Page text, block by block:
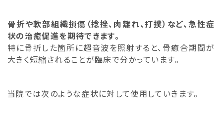
骨折や軟部組織損傷（捻挫、肉離れ、打撲）など、急性症
状の治癒促進を期待できます。
特に骨折した箇所に超音波を照射すると、骨癒合期間が
大きく短縮されることが臨床で分かっています。
当院では次のような症状に対して使用していきます。